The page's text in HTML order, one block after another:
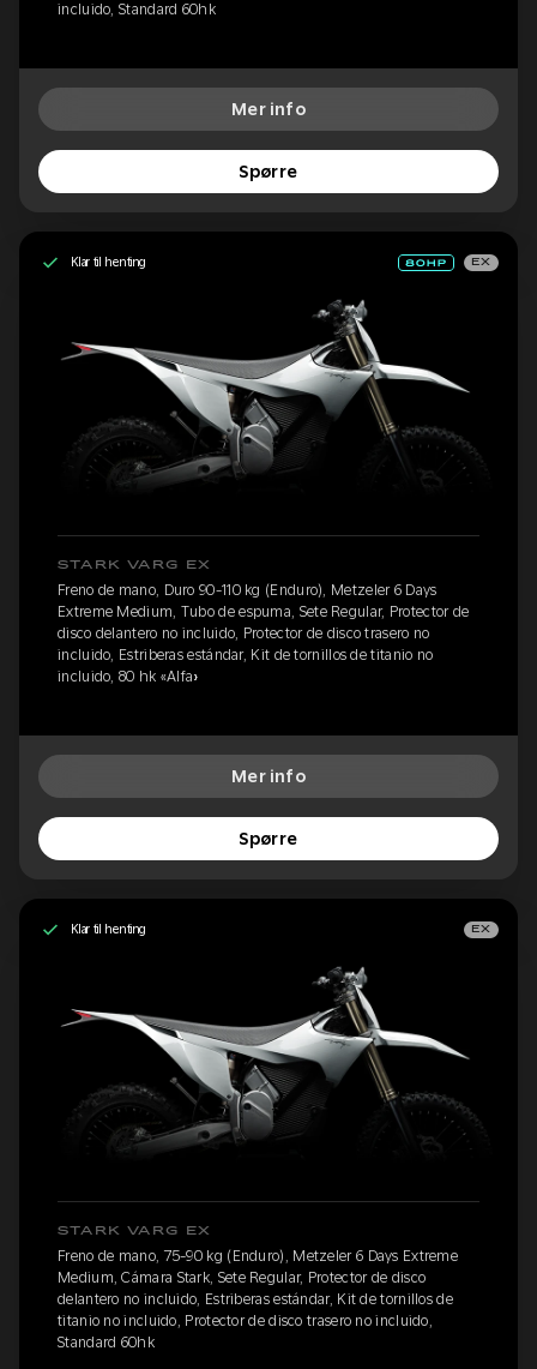
incluido, Standard 60hk
Mer info
Spørre
Klar til henting EX
STARK VARG EX
Freno de mano, Duro 90-110 kg (Enduro), Metzeler 6 Days
Extreme Medium, Tubo de espuma, Sete Regular, Protector de
disco delantero no incluido, Protector de disco trasero no
incluido, Estriberas estándar, Kit de tornillos de titanio no
incluido, 80 hk «Alfa»
Mer info
Spørre
Klar til henting EX
STARK VARG EX
Freno de mano, 75-90 kg (Enduro), Metzeler 6 Days Extreme
Medium, Cámara Stark, Sete Regular, Protector de disco
delantero no incluido, Estriberas estándar, Kit de tornillos de
titanio no incluido, Protector de disco trasero no incluido,
Standard 60hk